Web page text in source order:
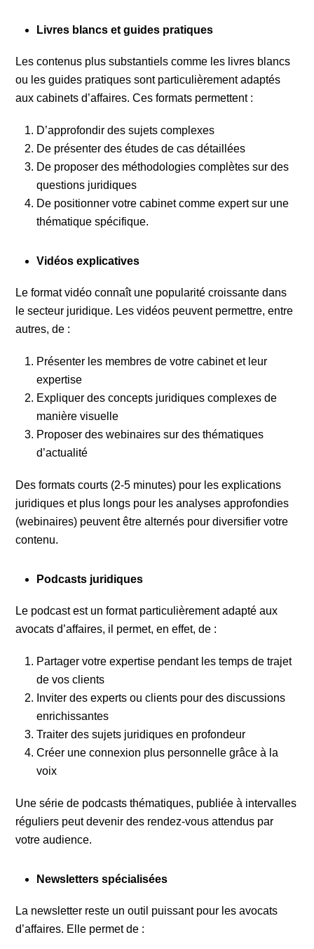
Livres blancs et guides pratiques
Les contenus plus substantiels comme les livres blancs
ou les guides pratiques sont particulièrement adaptés
aux cabinets d’affaires. Ces formats permettent :
D’approfondir des sujets complexes
De présenter des études de cas détaillées
De proposer des méthodologies complètes sur des
questions juridiques
De positionner votre cabinet comme expert sur une
thématique spécifique.
Vidéos explicatives
Le format vidéo connaît une popularité croissante dans
le secteur juridique. Les vidéos peuvent permettre, entre
autres, de :
Présenter les membres de votre cabinet et leur
expertise
Expliquer des concepts juridiques complexes de
manière visuelle
Proposer des webinaires sur des thématiques
d’actualité
Des formats courts (2-5 minutes) pour les explications
juridiques et plus longs pour les analyses approfondies
(webinaires) peuvent être alternés pour diversifier votre
contenu.
Podcasts juridiques
Le podcast est un format particulièrement adapté aux
avocats d’affaires, il permet, en effet, de :
Partager votre expertise pendant les temps de trajet
de vos clients
Inviter des experts ou clients pour des discussions
enrichissantes
Traiter des sujets juridiques en profondeur
Créer une connexion plus personnelle grâce à la
voix
Une série de podcasts thématiques, publiée à intervalles
réguliers peut devenir des rendez-vous attendus par
votre audience.
Newsletters spécialisées
La newsletter reste un outil puissant pour les avocats
d’affaires. Elle permet de :